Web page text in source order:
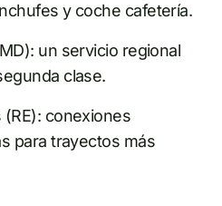
y coche cafetería.
un servicio regional
clase.
(RE): conexiones
para trayectos más